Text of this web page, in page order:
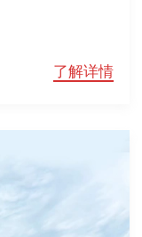
了解详情